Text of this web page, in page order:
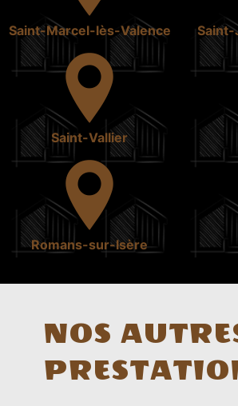
Saint-Marcel-lès-Valence
Saint-Vallier
Romans-sur-Isère
NOS